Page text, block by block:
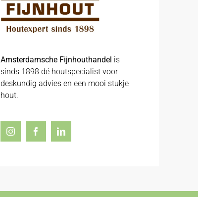
Amsterdamsche Fijnhouthandel is
sinds 1898 dé houtspecialist voor
deskundig advies en een mooi stukje
hout.